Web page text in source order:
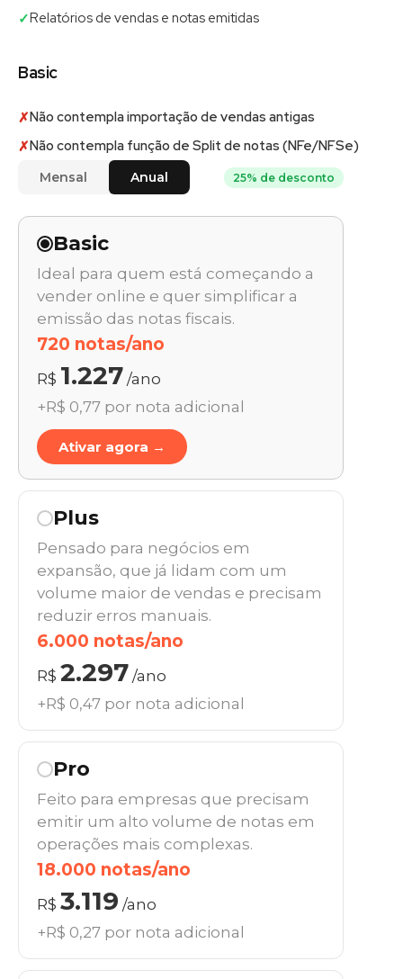
✓Relatórios de vendas e notas emitidas
Basic
✗Não contempla importação de vendas antigas
✗Não contempla função de Split de notas (NFe/NFSe)
Mensal Anual 25% de desconto
Basic
Ideal para quem está começando a
vender online e quer simplificar a
emissão das notas fiscais.
720 notas/ano
R$ 1.227 /ano
+R$ 0,77 por nota adicional
Ativar agora →
Plus
Pensado para negócios em
expansão, que já lidam com um
volume maior de vendas e precisam
reduzir erros manuais.
6.000 notas/ano
R$ 2.297 /ano
+R$ 0,47 por nota adicional
Pro
Feito para empresas que precisam
emitir um alto volume de notas em
operações mais complexas.
18.000 notas/ano
R$ 3.119 /ano
+R$ 0,27 por nota adicional